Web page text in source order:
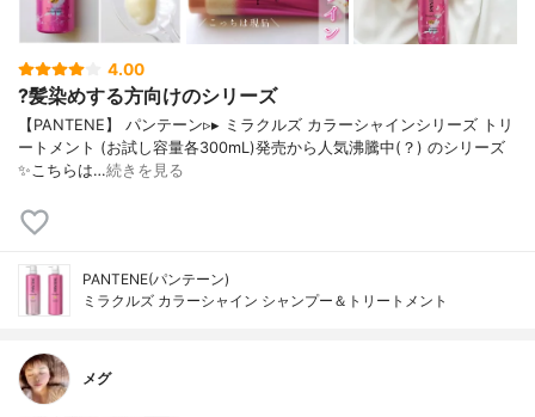
4.00
?髪染めする方向けのシリーズ
【PANTENE】 パンテーン▹▸ ミラクルズ カラーシャインシリーズ トリ
ートメント (お試し容量各300mL)発売から人気沸騰中(？) のシリーズ
✨こちらは…続きを見る
PANTENE(パンテーン)
ミラクルズ カラーシャイン シャンプー＆トリートメント
メグ